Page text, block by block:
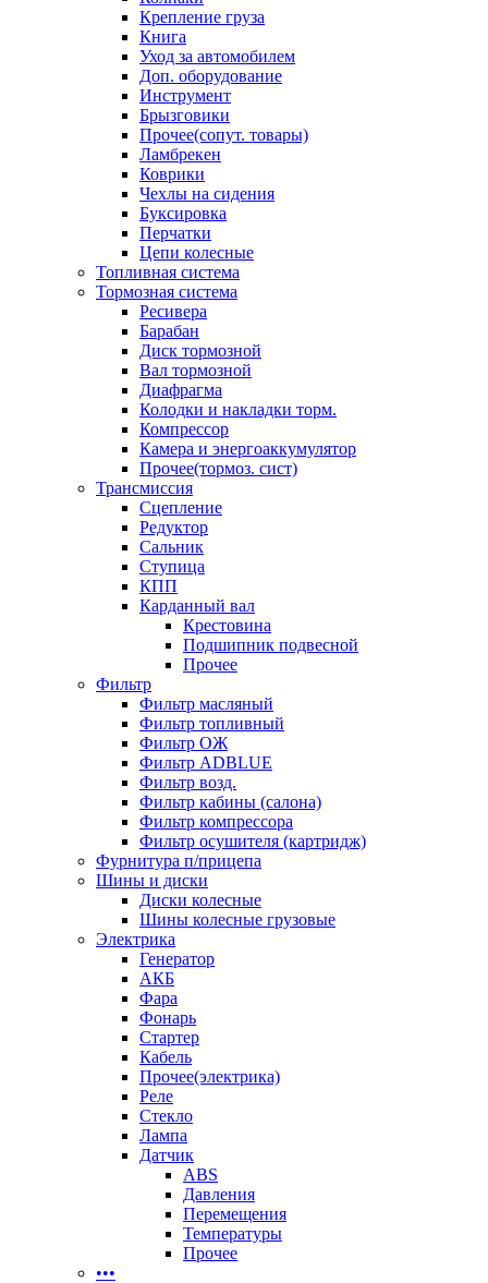
Крепление груза
Книга
Уход за автомобилем
Доп. оборудование
Инструмент
Брызговики
Прочее(сопут. товары)
Ламбрекен
Коврики
Чехлы на сидения
Буксировка
Перчатки
Цепи колесные
Топливная система
Тормозная система
Ресивера
Барабан
Диск тормозной
Вал тормозной
Диафрагма
Колодки и накладки торм.
Компрессор
Камера и энергоаккумулятор
Прочее(тормоз. сист)
Трансмиссия
Сцепление
Редуктор
Сальник
Ступица
КПП
Карданный вал
Крестовина
Подшипник подвесной
Прочее
Фильтр
Фильтр масляный
Фильтр топливный
Фильтр ОЖ
Фильтр ADBLUE
Фильтр возд.
Фильтр кабины (салона)
Фильтр компрессора
Фильтр осушителя (картридж)
Фурнитура п/прицепа
Шины и диски
Диски колесные
Шины колесные грузовые
Электрика
Генератор
АКБ
Фара
Фонарь
Стартер
Кабель
Прочее(электрика)
Реле
Стекло
Лампа
Датчик
ABS
Давления
Перемещения
Температуры
Прочее
•••